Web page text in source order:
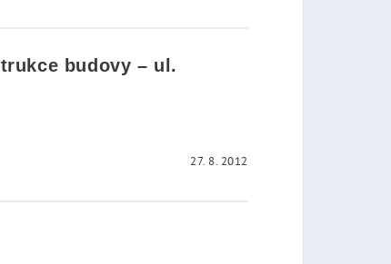
budovy – ul.
27. 8. 2012